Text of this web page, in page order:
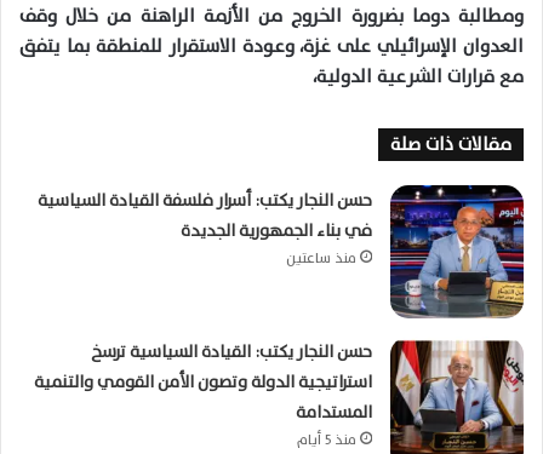
ومطالبة دوما بضرورة الخروج من الأزمة الراهنة من خلال وقف
العدوان الإسرائيلي على غزة، وعودة الاستقرار للمنطقة بما يتفق
مع قرارات الشرعية الدولية،
مقالات ذات صلة
حسن النجار يكتب: أسرار فلسفة القيادة السياسية
في بناء الجمهورية الجديدة
منذ ساعتين
حسن النجار يكتب: القيادة السياسية ترسخ
استراتيجية الدولة وتصون الأمن القومي والتنمية
المستدامة
منذ 5 أيام